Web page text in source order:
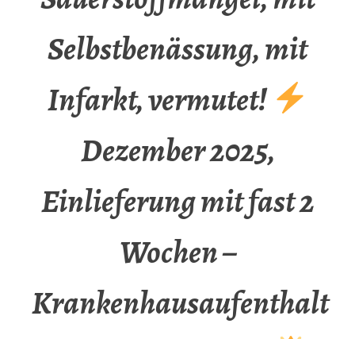
Selbstbenässung, mit
Infarkt, vermutet!
Dezember 2025,
Einlieferung mit fast 2
Wochen –
Krankenhausaufenthalt